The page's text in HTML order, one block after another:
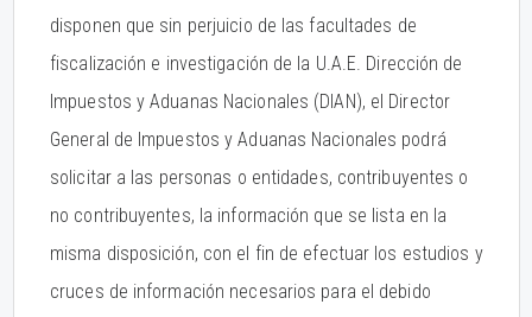
disponen que sin perjuicio de las facultades de
fiscalización e investigación de la U.A.E. Dirección de
Impuestos y Aduanas Nacionales (DIAN), el Director
General de Impuestos y Aduanas Nacionales podrá
solicitar a las personas o entidades, contribuyentes o
no contribuyentes, la información que se lista en la
misma disposición, con el fin de efectuar los estudios y
cruces de información necesarios para el debido